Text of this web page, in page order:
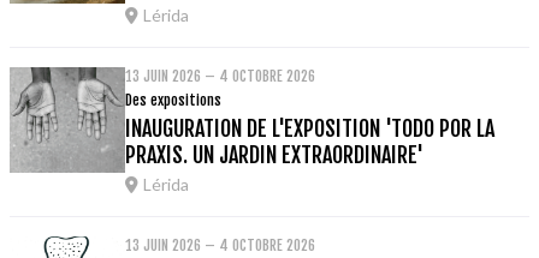
Lérida
13 JUIN 2026 – 4 OCTOBRE 2026
Des expositions
INAUGURATION DE L'EXPOSITION 'TODO POR LA
PRAXIS. UN JARDIN EXTRAORDINAIRE'
Lérida
13 JUIN 2026 – 4 OCTOBRE 2026